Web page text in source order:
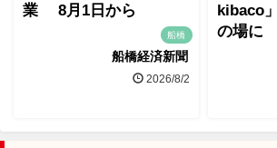
業 8月1日から
船橋
船橋経済新聞
2026/8/2
kibaco
の場に